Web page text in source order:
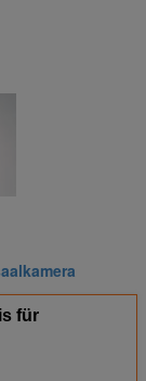
für